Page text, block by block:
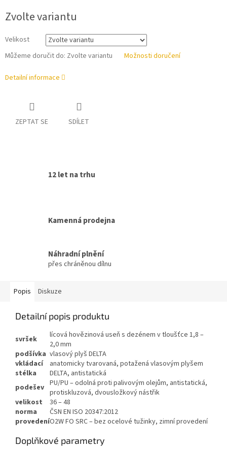
Zvolte variantu
Velikost
Můžeme doručit do: Zvolte variantu Možnosti doručení
Detailní informace
ZEPTAT SE SDÍLET
12 let na trhu
Kamenná prodejna
Náhradní plnění
přes chráněnou dílnu
Popis Diskuze
Detailní popis produktu
svršek
lícová hovězinová useň s dezénem v tloušťce 1,8 –
2,0 mm
podšívka vlasový plyš DELTA
vkládací
stélka
anatomicky tvarovaná, potažená vlasovým plyšem
DELTA, antistatická
podešev PU/PU – odolná proti palivovým olejům, antistatická,
protiskluzová, dvousložkový nástřik
velikost
36 – 48
norma
ČSN EN ISO 20347:2012
provedeníO2W FO SRC – bez ocelové tužinky, zimní provedení
Doplňkové parametry